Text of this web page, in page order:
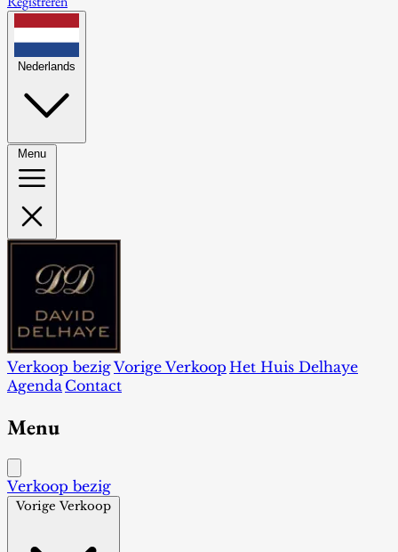
Nederlands
Menu
Verkoop bezigVorige Verkoop Het Huis Delhaye
Agenda Contact
Menu
Verkoop bezig
Vorige Verkoop